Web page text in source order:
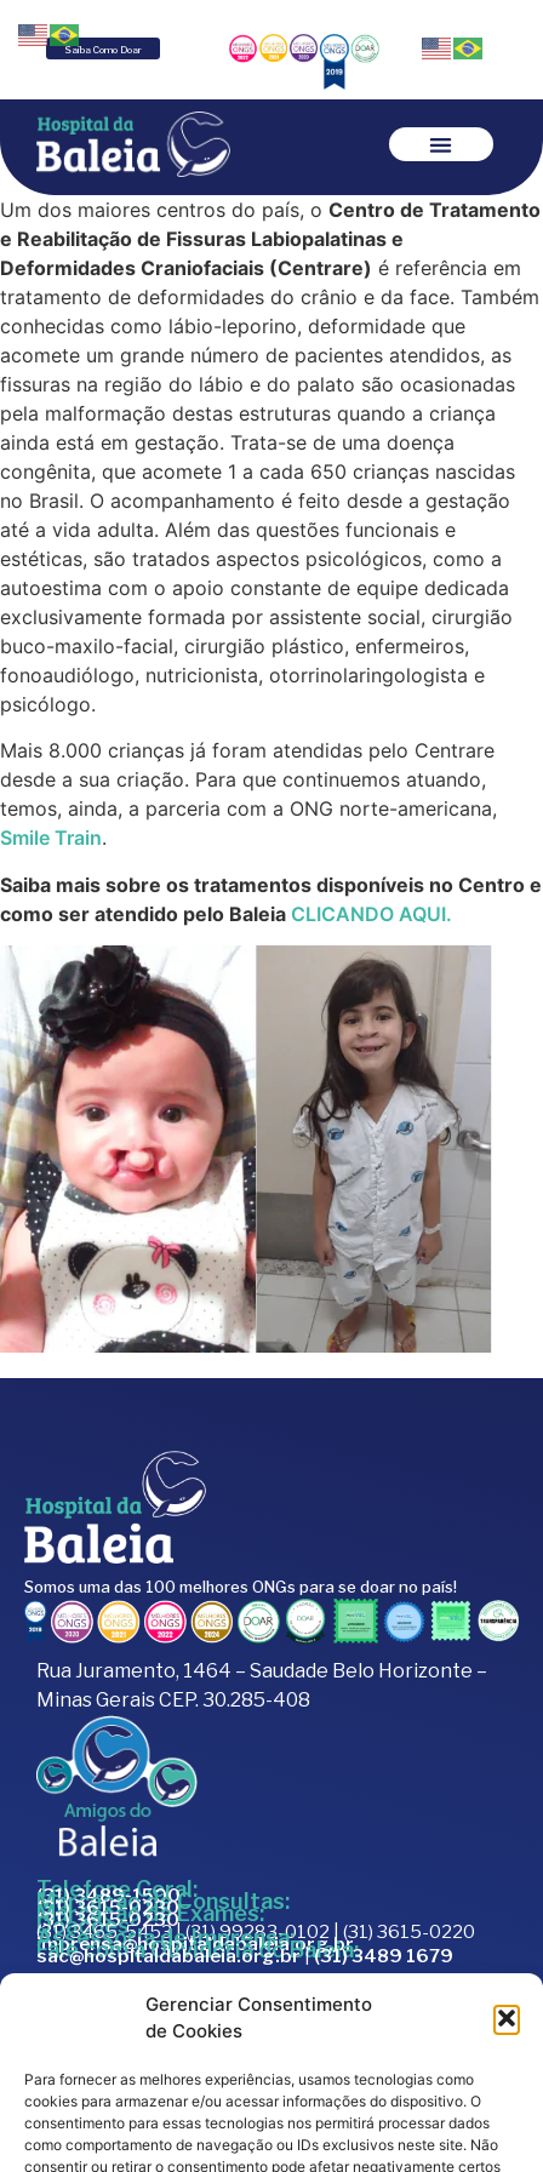
Gerenciar Consentimento
de Cookies
Para fornecer as melhores experiências, usamos tecnologias como
cookies para armazenar e/ou acessar informações do dispositivo. O
consentimento para essas tecnologias nos permitirá processar dados
como comportamento de navegação ou IDs exclusivos neste site. Não
consentir ou retirar o consentimento pode afetar negativamente certos
Saiba Como Doar
Um dos maiores centros do país, o Centro de Tratamento
e Reabilitação de Fissuras Labiopalatinas e
Deformidades Craniofaciais (Centrare) é referência em
tratamento de deformidades do crânio e da face. Também
conhecidas como lábio-leporino, deformidade que
acomete um grande número de pacientes atendidos, as
fissuras na região do lábio e do palato são ocasionadas
pela malformação destas estruturas quando a criança
ainda está em gestação. Trata-se de uma doença
congênita, que acomete 1 a cada 650 crianças nascidas
no Brasil. O acompanhamento é feito desde a gestação
até a vida adulta. Além das questões funcionais e
estéticas, são tratados aspectos psicológicos, como a
autoestima com o apoio constante de equipe dedicada
exclusivamente formada por assistente social, cirurgião
buco-maxilo-facial, cirurgião plástico, enfermeiros,
fonoaudiólogo, nutricionista, otorrinolaringologista e
psicólogo.
Mais 8.000 crianças já foram atendidas pelo Centrare
desde a sua criação. Para que continuemos atuando,
temos, ainda, a parceria com a ONG norte-americana,
Smile Train.
Saiba mais sobre os tratamentos disponíveis no Centro e
como ser atendido pelo Baleia CLICANDO AQUI.
Somos uma das 100 melhores ONGs para se doar no país!
Rua Juramento, 1464 – Saudade Belo Horizonte –
Minas Gerais CEP. 30.285-408
Telefone Geral:
(31) 3489-1500
Marcação de Consultas:
(31) 3615-0230
Marcação de Exames:
(31) 3615-0230
Doações:
(31) 3465-5453 | (31) 99283-0102 | (31) 3615-0220
Assessoria de Imprensa:
imprensa@hospitaldabaleia.org.br
Fale com a Ouvidoria do Baleia:
sac@hospitaldabaleia.org.br|(31) 3489 1679
Trabalhe Conosco
Editais
Política de Privacidade
Código de Integridade